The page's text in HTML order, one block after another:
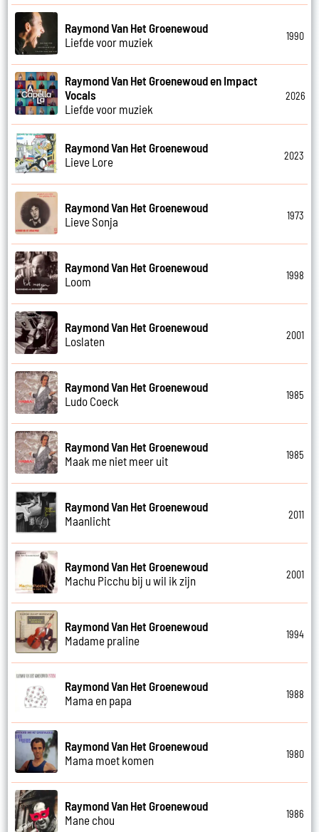
Raymond Van Het Groenewoud
Liefde voor muziek
1990
Raymond Van Het Groenewoud en Impact
Vocals
Liefde voor muziek
2026
Raymond Van Het Groenewoud
Lieve Lore
2023
Raymond Van Het Groenewoud
Lieve Sonja
1973
Raymond Van Het Groenewoud
Loom
1998
Raymond Van Het Groenewoud
Loslaten
2001
Raymond Van Het Groenewoud
Ludo Coeck
1985
Raymond Van Het Groenewoud
Maak me niet meer uit
1985
Raymond Van Het Groenewoud
Maanlicht
2011
Raymond Van Het Groenewoud
Machu Picchu bij u wil ik zijn
2001
Raymond Van Het Groenewoud
Madame praline
1994
Raymond Van Het Groenewoud
Mama en papa
1988
Raymond Van Het Groenewoud
Mama moet komen
1980
Raymond Van Het Groenewoud
Mane chou
1986